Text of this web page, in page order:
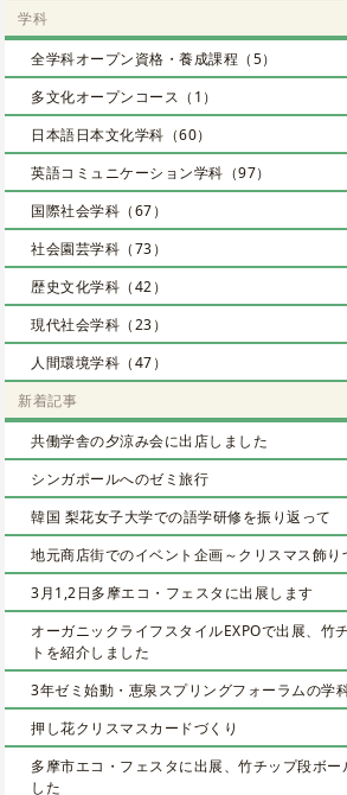
学科
全学科オープン資格・養成課程（5）
多文化オープンコース（1）
日本語日本文化学科（60）
英語コミュニケーション学科（97）
国際社会学科（67）
社会園芸学科（73）
歴史文化学科（42）
現代社会学科（23）
人間環境学科（47）
新着記事
共働学舎の夕涼み会に出店しました
シンガポールへのゼミ旅行
韓国 梨花女子大学での語学研修を振り返って
地元商店街でのイベント企画～クリスマス飾り
3月1,2日多摩エコ・フェスタに出展します
オーガニックライフスタイルEXPOで出展、竹
トを紹介しました
3年ゼミ始動・恵泉スプリングフォーラムの学
押し花クリスマスカードづくり
多摩市エコ・フェスタに出展、竹チップ段ボー
した